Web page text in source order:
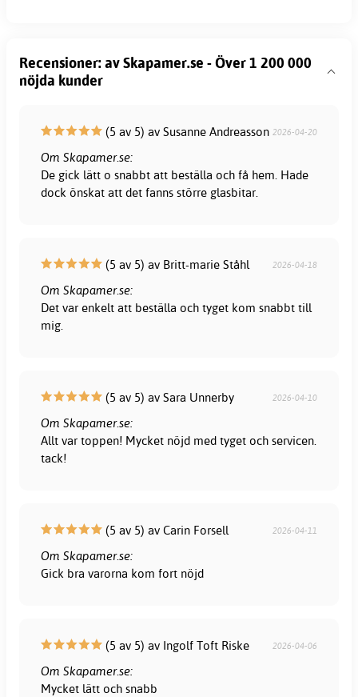
Recensioner: av Skapamer.se - Över 1 200 000
nöjda kunder
(5 av 5) av Susanne Andreasson 2026-04-20
Om Skapamer.se:
De gick lätt o snabbt att beställa och få hem. Hade
dock önskat att det fanns större glasbitar.
(5 av 5) av Britt-marie Ståhl 2026-04-18
Om Skapamer.se:
Det var enkelt att beställa och tyget kom snabbt till
mig.
(5 av 5) av Sara Unnerby 2026-04-10
Om Skapamer.se:
Allt var toppen! Mycket nöjd med tyget och servicen.
tack!
(5 av 5) av Carin Forsell 2026-04-11
Om Skapamer.se:
Gick bra varorna kom fort nöjd
(5 av 5) av Ingolf Toft Riske 2026-04-06
Om Skapamer.se:
Mycket lätt och snabb